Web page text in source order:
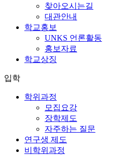
찾아오시는길
대관안내
학교홍보
UNKS 언론활동
홍보자료
학교상징
입학
학위과정
모집요강
장학제도
자주하는 질문
연구생 제도
비학위과정